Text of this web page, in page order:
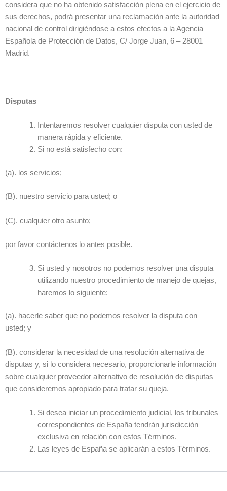
considera que no ha obtenido satisfacción plena en el ejercicio de
sus derechos, podrá presentar una reclamación ante la autoridad
nacional de control dirigiéndose a estos efectos a la Agencia
Española de Protección de Datos, C/ Jorge Juan, 6 – 28001
Madrid.
Disputas
Intentaremos resolver cualquier disputa con usted de
manera rápida y eficiente.
Si no está satisfecho con:
(a). los servicios;
(B). nuestro servicio para usted; o
(C). cualquier otro asunto;
por favor contáctenos lo antes posible.
Si usted y nosotros no podemos resolver una disputa
utilizando nuestro procedimiento de manejo de quejas,
haremos lo siguiente:
(a). hacerle saber que no podemos resolver la disputa con
usted; y
(B). considerar la necesidad de una resolución alternativa de
disputas y, si lo considera necesario, proporcionarle información
sobre cualquier proveedor alternativo de resolución de disputas
que consideremos apropiado para tratar su queja.
Si desea iniciar un procedimiento judicial, los tribunales
correspondientes de España tendrán jurisdicción
exclusiva en relación con estos Términos.
Las leyes de España se aplicarán a estos Términos.